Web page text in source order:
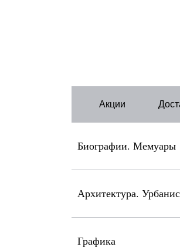
Акции
Биографии. Мемуары
Архитектура.
Графика